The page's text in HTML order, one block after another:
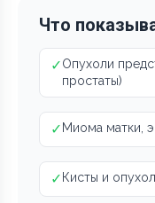
Что
✓Опухоли
простаты)
✓ Миома матки,
✓ Кисты и